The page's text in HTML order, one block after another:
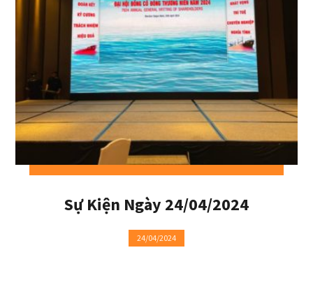
Sự Kiện Ngày 24/04/2024
24/04/2024